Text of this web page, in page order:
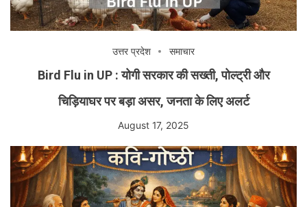
उत्तर प्रदेश समाचार
Bird Flu in UP : योगी सरकार की सख्ती, पोल्ट्री और
चिड़ियाघर पर बड़ा असर, जनता के लिए अलर्ट
August 17, 2025